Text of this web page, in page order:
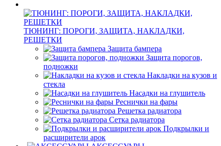
ТЮНИНГ: ПОРОГИ, ЗАЩИТА, НАКЛАДКИ,
РЕШЕТКИ
Защита бампера
Защита порогов,
подножки
Накладки на кузов и
стекла
Насадки на глушитель
Реснички на фары
Решетка радиатора
Сетка радиатора
Подкрылки и
расширители арок